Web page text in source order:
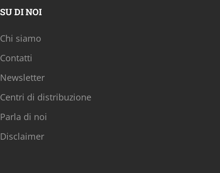
SU DI NOI
Chi siamo
Contatti
Newsletter
Centri di distribuzione
Parla di noi
Disclaimer